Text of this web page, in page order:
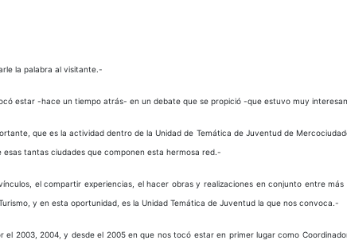
la palabra al visitante.-
estar -hace un tiempo atrás- en un debate que se propició -que estuvo muy
que es la actividad dentro de la Unidad de Temática de Juventud de
tantas ciudades que componen esta hermosa red.-
el compartir experiencias, el hacer obras y realizaciones en conjunto entre
y en esta oportunidad, es la Unidad Temática de Juventud la que nos convoca.-
2003, 2004, y desde el 2005 en que nos tocó estar en primer lugar como